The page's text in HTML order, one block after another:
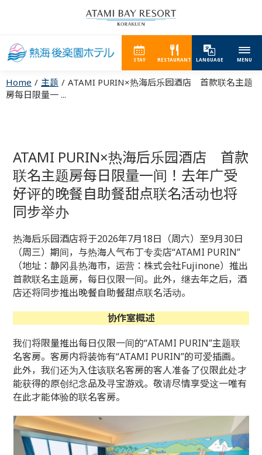
STAY RESTAURANT LANGUAGE MENU
Home 主题
ATAMI PURIN×热海后乐园酒店 首款联名主题
房每日限量一 ...
ATAMI PURIN×热海后乐园酒店 首款
联名主题房每日限量一间！去年广受
好评的晚餐自助餐甜点联名活动也将
同步举办
热海后乐园酒店将于2026年7月18日（周六）至9月30日
（周三）期间，与热海人气布丁专卖店“ATAMI PURIN”
（地址：静冈县热海市，运营：株式会社Fujinone）推出
首款联名主题房，每日仅限一间。此外，继去年之后，酒
店还将同步推出晚餐自助餐甜点联名活动。
协作室概述
我们将限量推出每日仅限一间的“ATAMI PURIN”主题联
名客房。客房内将装饰有“ATAMI PURIN”的可爱插画。
此外，我们还为入住该联名客房的客人准备了仅限此处才
能获得的原创纪念品及寻宝游戏。敬请尽情享受这一唯有
在此才能体验的联名客房。